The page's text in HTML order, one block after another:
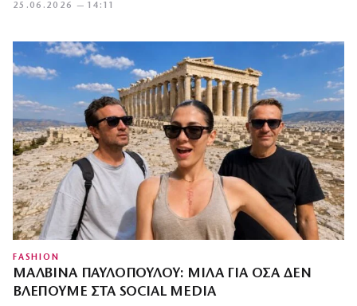
25.06.2026 — 14:11
FASHION
ΜΑΛΒΊΝΑ ΠΑΥΛΟΠΟΎΛΟΥ: ΜΙΛΆ ΓΙΑ ΌΣΑ ΔΕΝ
ΒΛΈΠΟΥΜΕ ΣΤΑ SOCIAL MEDIA